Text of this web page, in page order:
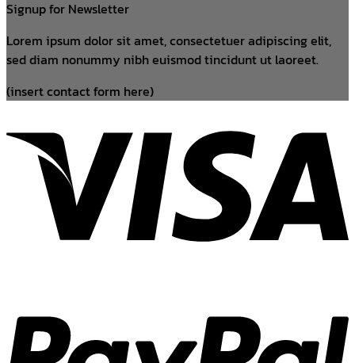
Signup for Newsletter
Lorem ipsum dolor sit amet, consectetuer adipiscing elit,
sed diam nonummy nibh euismod tincidunt ut laoreet.
(insert contact form here)